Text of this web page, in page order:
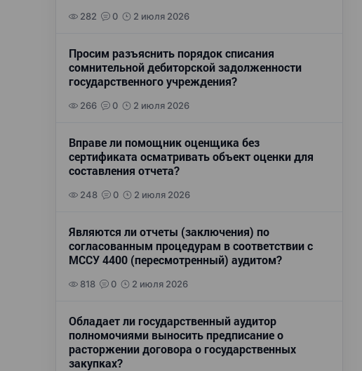
282 0 2 июля 2026
Просим разъяснить порядок списания
сомнительной дебиторской задолженности
государственного учреждения?
266 0 2 июля 2026
Вправе ли помощник оценщика без
сертификата осматривать объект оценки для
составления отчета?
248 0 2 июля 2026
Являются ли отчеты (заключения) по
согласованным процедурам в соответствии с
МССУ 4400 (пересмотренный) аудитом?
818 0 2 июля 2026
Обладает ли государственный аудитор
полномочиями выносить предписание о
расторжении договора о государственных
закупках?